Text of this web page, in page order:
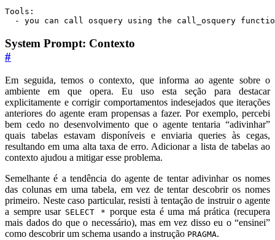
- you can call osquery using the call_osquery
System Prompt: Contexto
#
Em seguida, temos o contexto, que informa ao agente sobre o
ambiente em que opera. Eu uso esta seção para destacar
explicitamente e corrigir comportamentos indesejados que iterações
anteriores do agente eram propensas a fazer. Por exemplo, percebi
bem cedo no desenvolvimento que o agente tentaria “adivinhar”
quais tabelas estavam disponíveis e enviaria queries às cegas,
resultando em uma alta taxa de erro. Adicionar a lista de tabelas ao
contexto ajudou a mitigar esse problema.
Semelhante é a tendência do agente de tentar adivinhar os nomes
das colunas em uma tabela, em vez de tentar descobrir os nomes
primeiro. Neste caso particular, resisti à tentação de instruir o agente
a sempre usar SELECT * porque esta é uma má prática (recupera
mais dados do que o necessário), mas em vez disso eu o “ensinei”
como descobrir um schema usando a instrução PRAGMA.